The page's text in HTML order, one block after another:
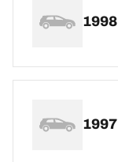
1998
1997